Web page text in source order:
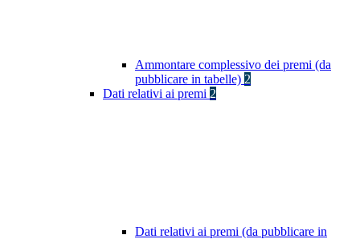
Ammontare complessivo dei premi (da
pubblicare in tabelle) 2
Dati relativi ai premi 2
Dati relativi ai premi (da pubblicare in